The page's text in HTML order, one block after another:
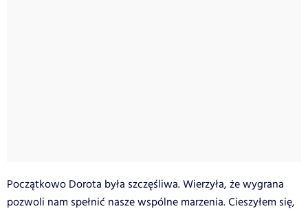
Początkowo Dorota była szczęśliwa. Wierzyła, że wygrana
pozwoli nam spełnić nasze wspólne marzenia. Cieszyłem się,